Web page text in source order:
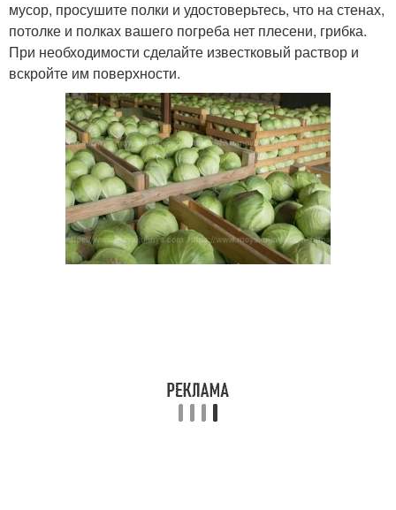
мусор, просушите полки и удостоверьтесь, что на стенах,
потолке и полках вашего погреба нет плесени, грибка.
При необходимости сделайте известковый раствор и
вскройте им поверхности.